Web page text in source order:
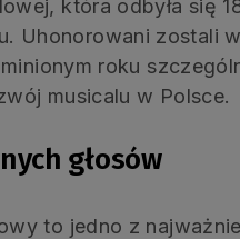
która odbyła się
Uhonorowani zostali
roku
musicalu w Polsce.
głosów
to jedno z